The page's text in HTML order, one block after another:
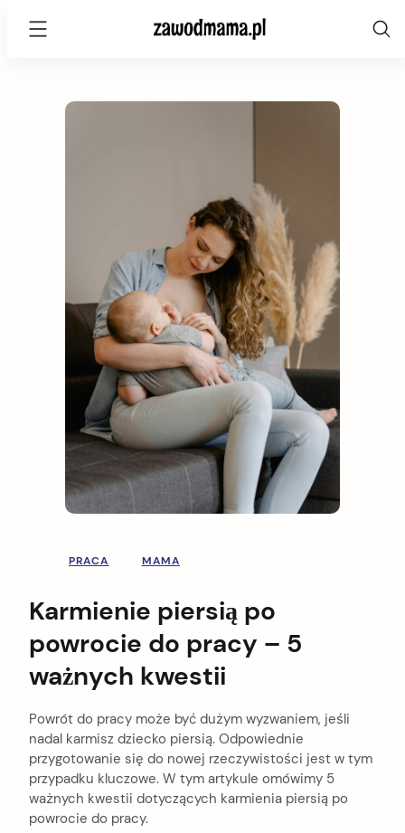
zawodmama.pl
PRACA MAMA
Karmienie piersią po
powrocie do pracy – 5
ważnych kwestii
Powrót do pracy może być dużym wyzwaniem, jeśli
nadal karmisz dziecko piersią. Odpowiednie
przygotowanie się do nowej rzeczywistości jest w tym
przypadku kluczowe. W tym artykule omówimy 5
ważnych kwestii dotyczących karmienia piersią po
powrocie do pracy.